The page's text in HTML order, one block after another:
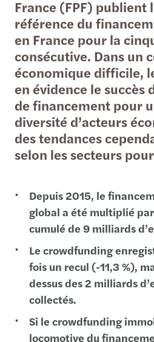
France (FPF) publient
référence du
en France pour la
consécutive. Dans un
économique difficile,
en évidence le succès
de financement pour
diversité d’acteurs
des tendances
selon les secteurs
Depuis 2015, le
global a été multiplié
cumulé de 9 milliards
Le crowdfunding
fois un recul (-11,3 %),
dessus des 2 milliards
collectés.
Si le crowdfunding
locomotive du